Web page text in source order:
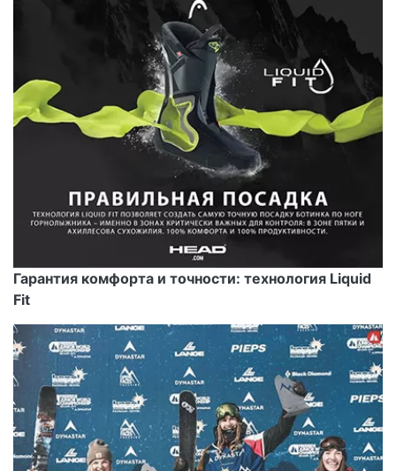
Гарантия комфорта и точности: технология Liquid
Fit